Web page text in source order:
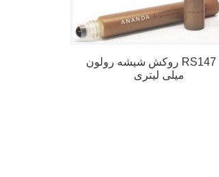
روکش شیشه رولون RS147 10
میلی لیتری